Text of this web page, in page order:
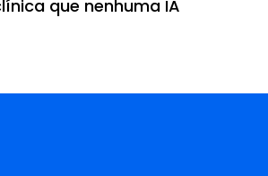
que nenhuma IA